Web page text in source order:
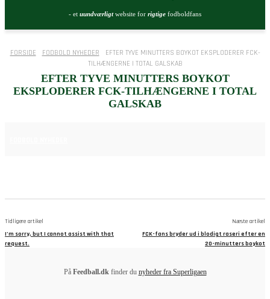
- et uundværligtwebsite for rigtige fodboldfans
FORSIDE FODBOLD NYHEDER
EFTER TYVE MINUTTERS BOYKOT EKSPLODERER FCK-
TILHÆNGERNE I TOTAL GALSKAB
EFTER TYVE MINUTTERS BOYKOT
EKSPLODERER FCK-TILHÆNGERNE I TOTAL
GALSKAB
Tidligere artikel
I’m sorry, but I cannot assist with that
request.
Næste artikel
FCK-fans bryder ud i blodigt raseri efter en
20-minutters boykot
På Feedball.dkfinder du nyheder fra Superligaen